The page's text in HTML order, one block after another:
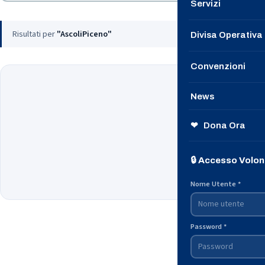
→ Unisciti a
Servizi
Divisa Operativa
Convenzioni
News
Il nostro
❤ Dona Ora
🔒 Accesso
Nome Utente *
Password *
Risultati per"AscoliPiceno"
Prova con un